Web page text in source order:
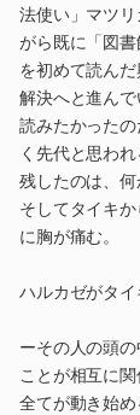
法使い」マツ
がら既に「図
を初めて読ん
解決へと進ん
読みたかった
く先代と思わ
残したのは、何
そしてタイキ
に胸が痛む。
ハルカゼがタイ
ーその人の頭
ことが相互に
全てが動き始